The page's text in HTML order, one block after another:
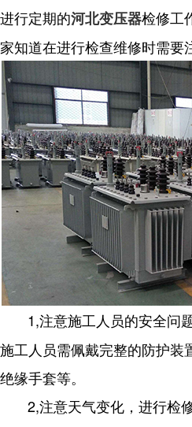
进行定期的河北变压器检修工
家知道在进行检查维修时需要
1,注意施工人员的安全问
施工人员需佩戴完整的防护装
绝缘手套等。
2,注意天气变化，进行检修